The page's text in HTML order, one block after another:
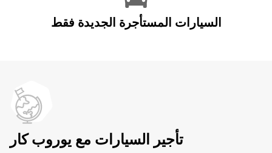
السيارات المستأجرة الجديدة فقط
تأجير السيارات مع يوروب كار